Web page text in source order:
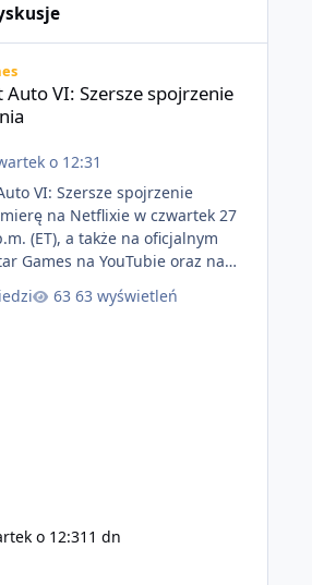
Auto VI: Szersze spojrzenie
o 12:31
VI: Szersze spojrzenie
na Netflixie w czwartek 27
(ET), a także na oficjalnym
Games na YouTubie oraz na
Theft Auto VI o 9 p.m. (ET) 27
netflix.com/GTAVI Grand Theft
63 wyświetleń
o 12:31 1 dn